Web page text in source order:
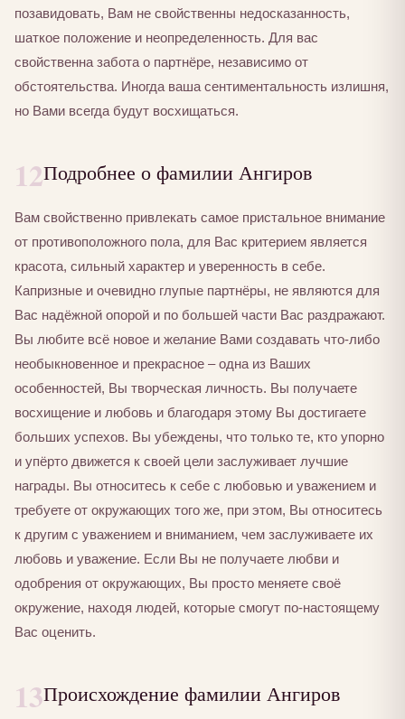
позавидовать, Вам не свойственны недосказанность,
шаткое положение и неопределенность. Для вас
свойственна забота о партнёре, независимо от
обстоятельства. Иногда ваша сентиментальность излишня,
но Вами всегда будут восхищаться.
12Подробнее о фамилии Ангиров
Вам свойственно привлекать самое пристальное внимание
от противоположного пола, для Вас критерием является
красота, сильный характер и уверенность в себе.
Капризные и очевидно глупые партнёры, не являются для
Вас надёжной опорой и по большей части Вас раздражают.
Вы любите всё новое и желание Вами создавать что-либо
необыкновенное и прекрасное – одна из Ваших
особенностей, Вы творческая личность. Вы получаете
восхищение и любовь и благодаря этому Вы достигаете
больших успехов. Вы убеждены, что только те, кто упорно
и упёрто движется к своей цели заслуживает лучшие
награды. Вы относитесь к себе с любовью и уважением и
требуете от окружающих того же, при этом, Вы относитесь
к другим с уважением и вниманием, чем заслуживаете их
любовь и уважение. Если Вы не получаете любви и
одобрения от окружающих, Вы просто меняете своё
окружение, находя людей, которые смогут по-настоящему
Вас оценить.
13Происхождение фамилии Ангиров